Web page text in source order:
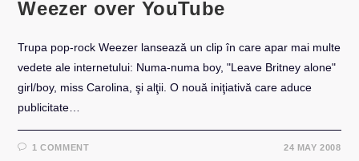
Weezer over YouTube
Trupa pop-rock Weezer lansează un clip în care apar mai multe
vedete ale internetului: Numa-numa boy, "Leave Britney alone"
girl/boy, miss Carolina, şi alţii. O nouă iniţiativă care aduce
publicitate…
1 COMMENT 24 MAY 2008